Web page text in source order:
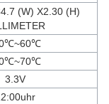
(W) X2.30 (H)
3.3V